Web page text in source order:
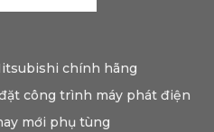
chính hãng
công trình máy phát điện
mới phụ tùng